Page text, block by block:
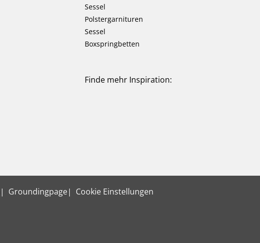
Sessel
Polstergarnituren
Sessel
Boxspringbetten
Finde mehr Inspiration:
Groundingpage Cookie Einstellungen